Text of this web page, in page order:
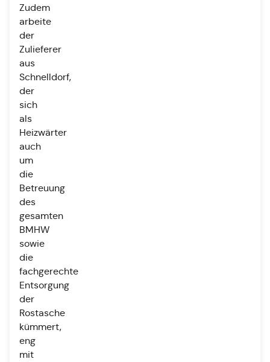
Zudem
arbeite
der
Zulieferer
aus
Schnelldorf,
der
sich
als
Heizwärter
auch
um
die
Betreuung
des
gesamten
BMHW
sowie
die
fachgerechte
Entsorgung
der
Rostasche
kümmert,
eng
mit